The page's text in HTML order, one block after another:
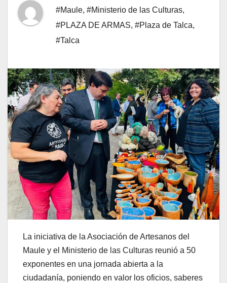
#Maule, #Ministerio de las Culturas,
#PLAZA DE ARMAS, #Plaza de Talca,
#Talca
La iniciativa de la Asociación de Artesanos del
Maule y el Ministerio de las Culturas reunió a 50
exponentes en una jornada abierta a la
ciudadanía, poniendo en valor los oficios, saberes